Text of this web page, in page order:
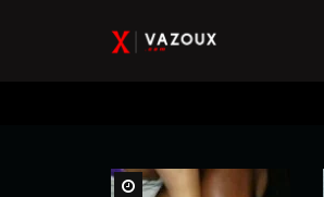
Watch Later